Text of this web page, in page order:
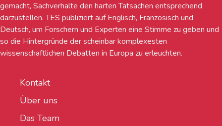
gemacht, Sachverhalte den harten Tatsachen entsprechend
darzustellen. TES publiziert auf Englisch, Französisch und
Deutsch, um Forschern und Experten eine Stimme zu geben und
so die Hintergründe der scheinbar komplexesten
wissenschaftlichen Debatten in Europa zu erleuchten.
Kontakt
Über uns
Das Team